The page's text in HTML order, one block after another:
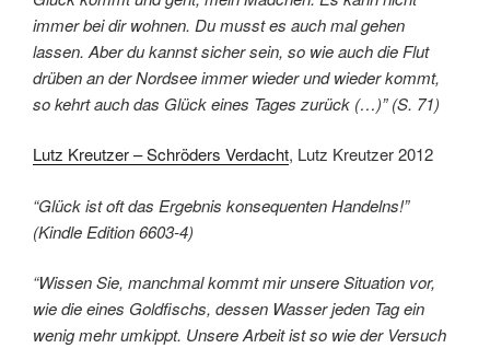
immer bei dir wohnen. Du musst es auch mal gehen
lassen. Aber du kannst sicher sein, so wie auch die Flut
drüben an der Nordsee immer wieder und wieder kommt,
so kehrt auch das Glück eines Tages zurück (…)” (S. 71)
Lutz Kreutzer – Schröders Verdacht, Lutz Kreutzer 2012
“Glück ist oft das Ergebnis konsequenten Handelns!”
(Kindle Edition 6603-4)
“Wissen Sie, manchmal kommt mir unsere Situation vor,
wie die eines Goldfischs, dessen Wasser jeden Tag ein
wenig mehr umkippt. Unsere Arbeit ist so wie der Versuch